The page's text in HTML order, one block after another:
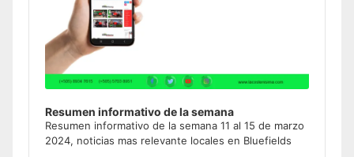
Resumen informativo de la semana
Resumen informativo de la semana 11 al 15 de marzo
2024, noticias mas relevante locales en Bluefields